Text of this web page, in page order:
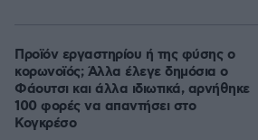
Προϊόν εργαστηρίου ή της φύσης ο
κορωνοϊός; Άλλα έλεγε δημόσια ο
Φάουτσι και άλλα ιδιωτικά, αρνήθηκε
100 φορές να απαντήσει στο
Κογκρέσο